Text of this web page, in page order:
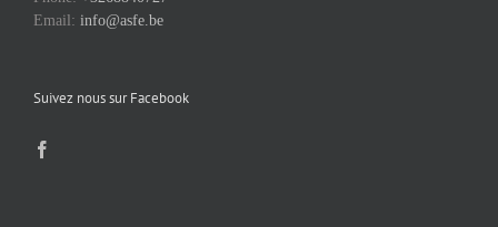
Email: info@asfe.be
Suivez nous sur Facebook